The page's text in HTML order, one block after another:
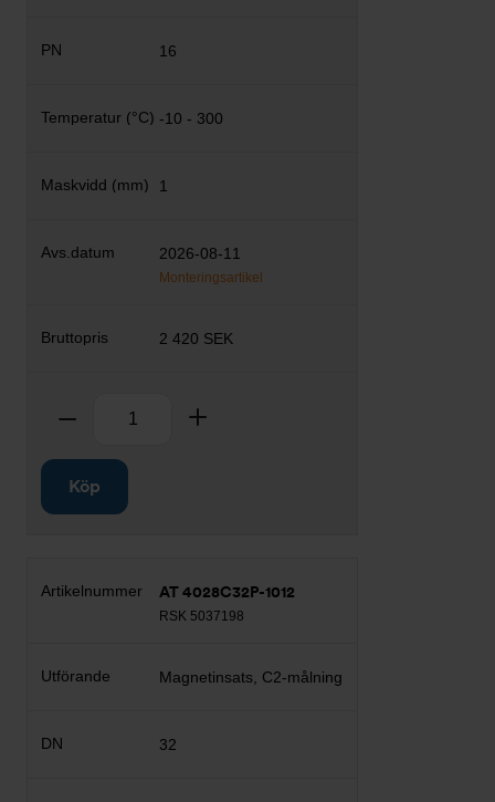
16
-10 - 300
1
2026-08-11
Monteringsartikel
2 420 SEK
Ta bort
Köp
AT 4028C32P-1012
RSK 5037198
Magnetinsats, C2-målning
32